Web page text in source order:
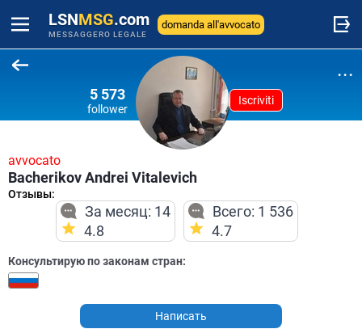
LSNMSG.com
MESSAGGERO LEGALE
domanda all'avvocato
5 573
follower
Iscriviti
...
avvocato
Bacherikov Andrei Vitalevich
Отзывы:
За месяц: 14
4.8
Всего: 1 536
4.7
Консультирую по законам стран:
Написать